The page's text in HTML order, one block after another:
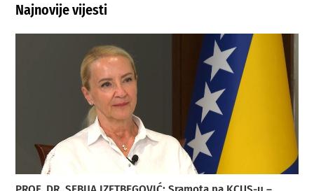
Najnovije vijesti